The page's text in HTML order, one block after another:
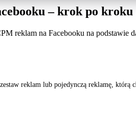
– krok po kroku
reklam na Facebooku na podstawie
reklam lub pojedynczą reklamę, którą